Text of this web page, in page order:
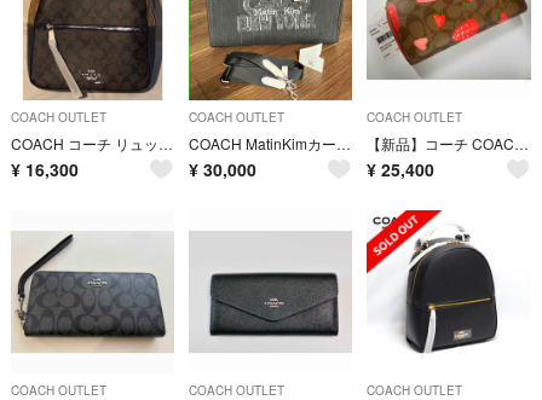
COACH OUTLET
COACH コーチ リュック F76715 新品 美品
¥ 16,300
COACH OUTLET
COACH MatinKimカーゴトートバッグ CAZ28 A4サイズ 未使用
¥ 30,000
COACH OUTLET
【新品】コーチ COACH 財布 CH523 カーキ 苺 ストロベリー いちご
¥ 25,400
COACH OUTLET COACH OUTLET COACH OUTLET